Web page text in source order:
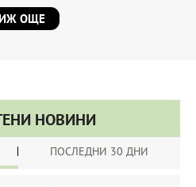
ОЩЕ
НОВИНИ
ПОСЛЕДНИ 30 ДНИ